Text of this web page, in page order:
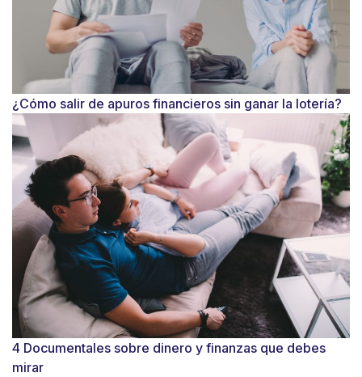
¿Cómo salir de apuros financieros sin ganar la lotería?
4 Documentales sobre dinero y finanzas que debes
mirar